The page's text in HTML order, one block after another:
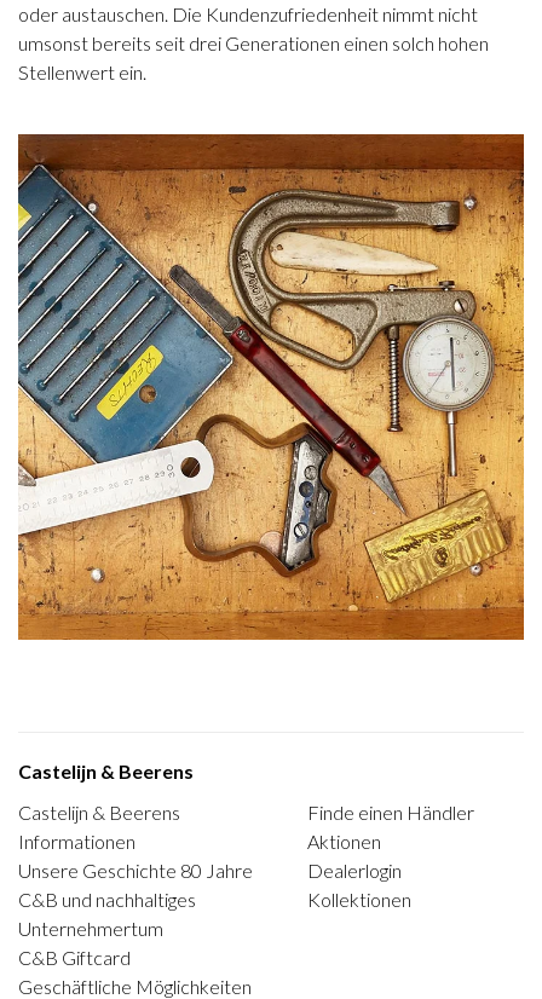
oder austauschen. Die Kundenzufriedenheit nimmt nicht
umsonst bereits seit drei Generationen einen solch hohen
Stellenwert ein.
Castelijn & Beerens
Castelijn & Beerens
Informationen
Unsere Geschichte 80 Jahre
C&B und nachhaltiges
Unternehmertum
C&B Giftcard
Geschäftliche Möglichkeiten
Finde einen Händler
Aktionen
Dealerlogin
Kollektionen